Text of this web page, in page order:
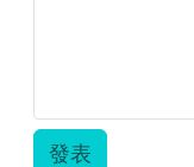
發表